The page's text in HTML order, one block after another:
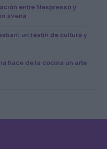
entre Nespresso y
avena
un festín de cultura y
hace de la cocina un arte